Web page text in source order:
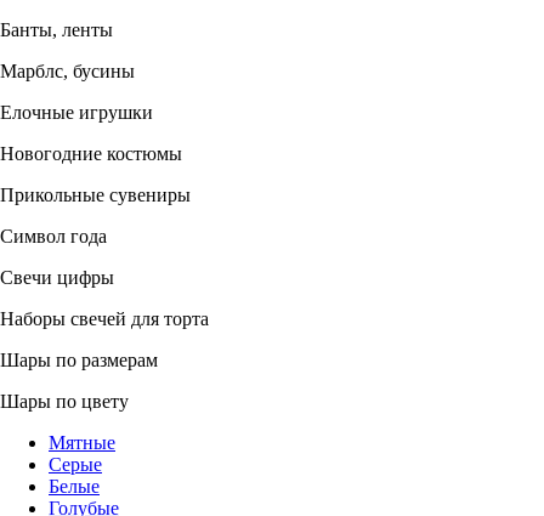
Банты, ленты
Марблс, бусины
Елочные игрушки
Новогодние костюмы
Прикольные сувениры
Символ года
Свечи цифры
Наборы свечей для торта
Шары по размерам
Шары по цвету
Мятные
Серые
Белые
Голубые